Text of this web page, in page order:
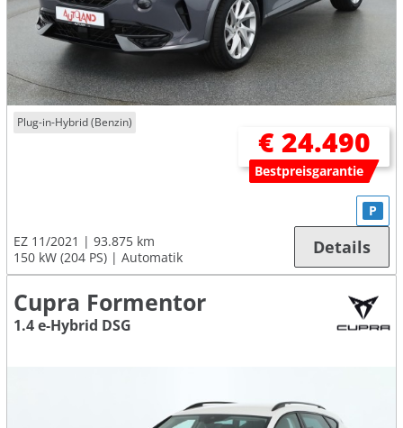
Plug-in-Hybrid (Benzin)
€ 24.490
Bestpreisgarantie
EZ 11/2021
93.875 km
150 kW (204 PS)
Automatik
P
Details
Cupra Formentor
1.4 e-Hybrid DSG